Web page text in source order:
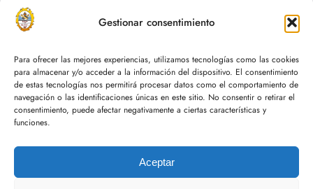
Gestionar consentimiento
Para ofrecer las mejores experiencias, utilizamos tecnologías como las cookies
para almacenar y/o acceder a la información del dispositivo. El consentimiento
de estas tecnologías nos permitirá procesar datos como el comportamiento de
navegación o las identificaciones únicas en este sitio. No consentir o retirar el
consentimiento, puede afectar negativamente a ciertas características y
funciones.
Aceptar
Franciscanos TOR
Social